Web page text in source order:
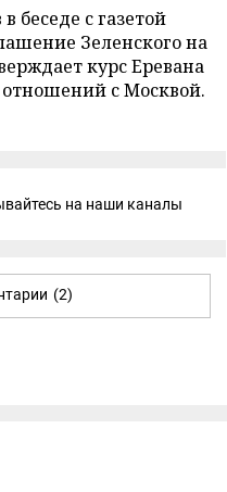
беседе с газетой
Зеленского на
курс Еревана
с Москвой.
на наши каналы
(2)